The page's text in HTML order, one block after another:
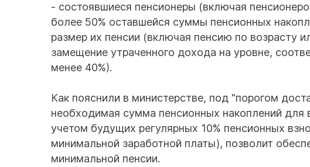
- состоявшиеся пенсионеры (включая
более 50% оставшейся суммы пенсионных
размер их пенсии (включая пенсию по возрасту
замещение утраченного дохода на уровне,
менее 40%).
Как пояснили в министерстве, под "порогом
необходимая сумма пенсионных накоплений для
учетом будущих регулярных 10% пенсионных
минимальной заработной платы), позволит
минимальной пенсии.